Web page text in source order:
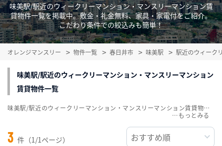
味美駅/駅近のウィークリーマンション・マンスリーマンション賃
貸物件一覧を掲載中。敷金・礼金無料、家具・家電付をご紹介。
こだわり条件での絞込みも簡単！
オレンジマンスリー 物件一覧 春日井市 味美駅 駅近のウィーク
味美駅/駅近のウィークリーマンション・マンスリーマンション
賃貸物件一覧
3 件（1/1ページ）
味美駅/駅近のウィークリーマンション・マンスリーマンション賃貸物件一覧を掲載中。敷金・礼金無料、家具・家電付をご紹介。こだわり条件での絞込みも簡単！
…